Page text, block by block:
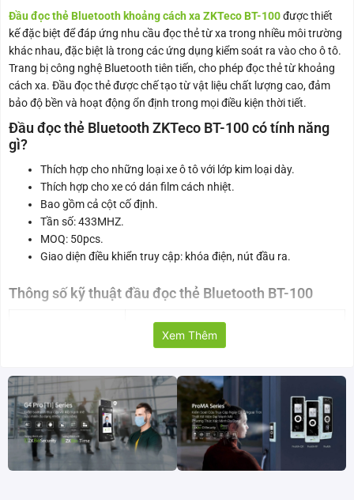
Đầu đọc thẻ Bluetooth khoảng cách xa ZKTeco BT-100được thiết
kế đặc biệt để đáp ứng nhu cầu đọc thẻ từ xa trong nhiều môi trường
khác nhau, đặc biệt là trong các ứng dụng kiểm soát ra vào cho ô tô.
Trang bị công nghệ Bluetooth tiên tiến, cho phép đọc thẻ từ khoảng
cách xa. Đầu đọc thẻ được chế tạo từ vật liệu chất lượng cao, đảm
bảo độ bền và hoạt động ổn định trong mọi điều kiện thời tiết.
Đầu đọc thẻ Bluetooth ZKTeco BT-100 có tính năng
gì?
Thích hợp cho những loại xe ô tô với lớp kim loại dày.
Thích hợp cho xe có dán film cách nhiệt.
Bao gồm cả cột cố định.
Tần số: 433MHZ.
MOQ: 50pcs.
Giao diện điều khiển truy cập: khóa điện, nút đầu ra.
Thông số kỹ thuật đầu đọc thẻ Bluetooth BT-100
BT-100
Thích hợp cho xe có dán film cách nhiệt
Bao gồm cả cột cố định
Xem Thêm